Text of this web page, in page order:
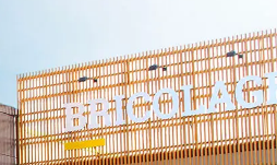
Tondeuse autoportée
HUSQVARNA TC238T
l.97cm 656cm³